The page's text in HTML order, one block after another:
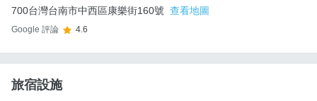
700台灣台南市中西區康樂街160號 查看地圖
Google 評論 4.6
旅宿設施